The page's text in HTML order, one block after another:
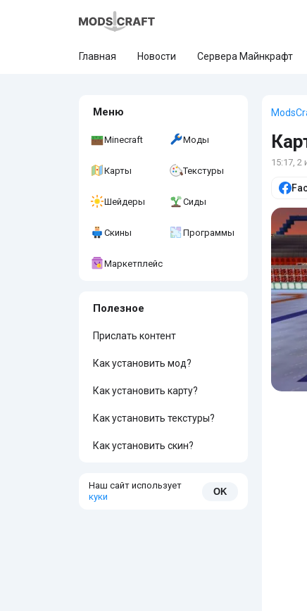
Главная Новости Сервера Майнкрафт
Меню
Minecraft Моды
Карты Текстуры
Шейдеры Сиды
Скины Программы
Маркетплейс
Полезное
Прислать контент
Как установить мод?
Как установить карту?
Как установить текстуры?
Как установить скин?
Наш сайт использует
куки
OK
15:17, 2